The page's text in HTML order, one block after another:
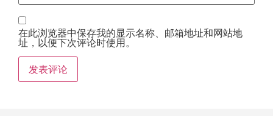
在此浏览器中保存我的显示名称、邮箱地址和网站地
址，以便下次评论时使用。